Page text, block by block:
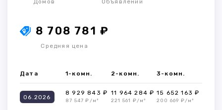
Домов Объявлений
8 708 781 ₽
Средняя цена
Дата 1-комн. 2-комн. 3-комн.
06.2026
8 929 843 ₽
87 547 ₽/м²
11 964 284 ₽
221 561 ₽/м²
15 652 163 ₽
200 669 ₽/м²